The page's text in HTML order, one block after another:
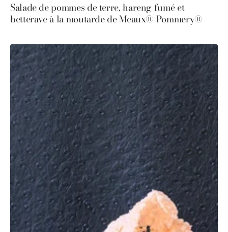
Salade de pommes de terre, hareng fumé et
betterave à la moutarde de Meaux® Pommery®